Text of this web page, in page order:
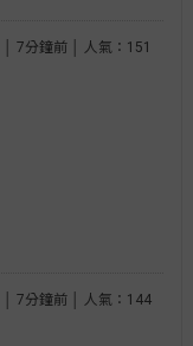
│ 7分鐘前 │ 人氣：151
│ 7分鐘前 │ 人氣：144